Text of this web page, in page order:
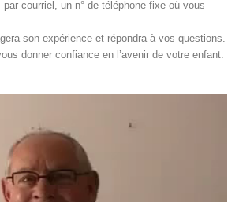
courriel, un n° de téléphone fixe où vous
son expérience et répondra à vos questions.
donner confiance en l’avenir de votre enfant.